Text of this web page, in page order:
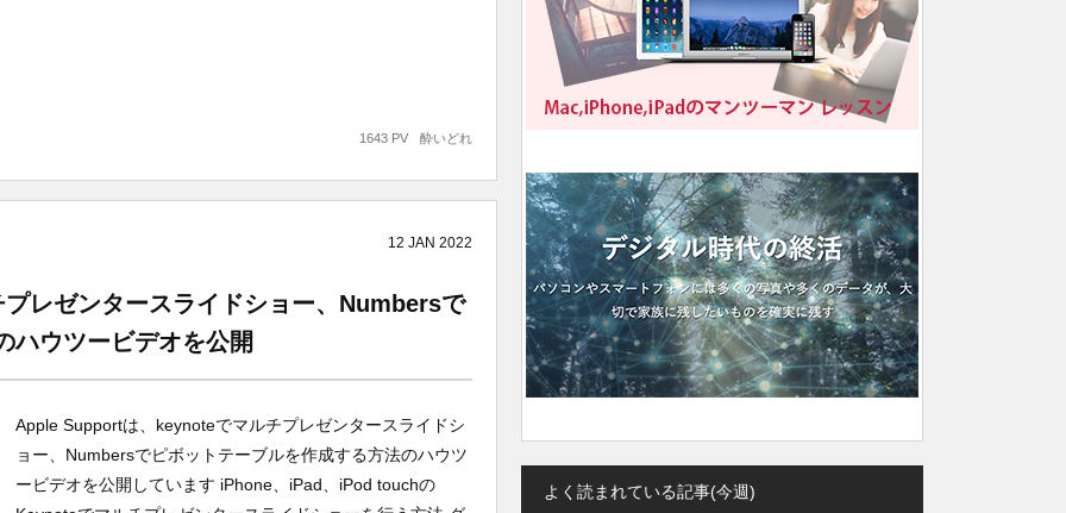
酔いどれ
1643 PV
12 JAN 2022
レゼンタースライドショー、Numbersで
ハウツービデオを公開
Apple Supportは、keynoteでマルチプレゼンタースライドシ
ョー、Numbersでピボットテーブルを作成する方法のハウツ
ービデオを公開しています iPhone、iPad、iPod touchの
よく読まれている記事(今週)